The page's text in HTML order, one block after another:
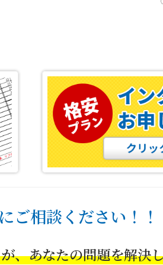
ご相談ください！！
、あなたの問題を解決